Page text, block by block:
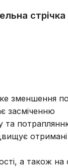
зменшення
засміченню
та
а також на